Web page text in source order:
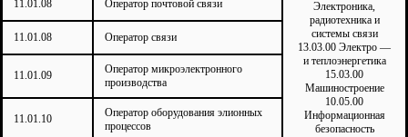
Электроника,
радиотехника и
системы связи
13.03.00 Электро —
и теплоэнергетика
15.03.00
Машиностроение
10.05.00
Информационная
безопасность
11.01.08 Оператор почтовой связи
11.01.08 Оператор связи
11.01.09
Оператор микроэлектронного
производства
11.01.10
Оператор оборудования элионных
процессов